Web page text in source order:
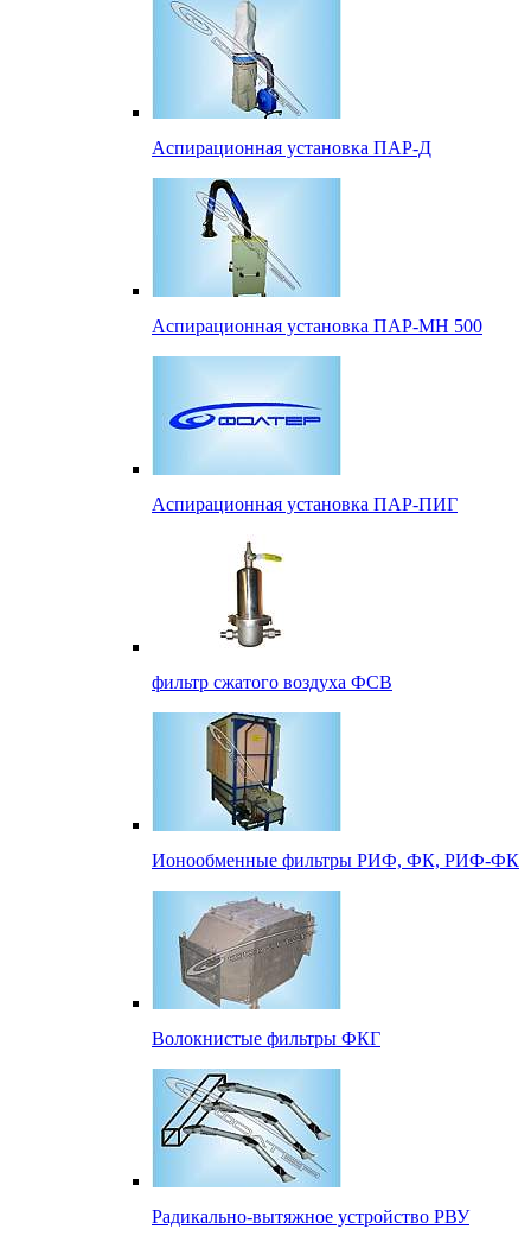
Аспирационная установка ПАР-Д
Аспирационная установка ПАР-МН 500
Аспирационная установка ПАР-ПИГ
фильтр сжатого воздуха ФСВ
Ионообменные фильтры РИФ, ФК, РИФ-ФК
Волокнистые фильтры ФКГ
Радикально-вытяжное устройство РВУ